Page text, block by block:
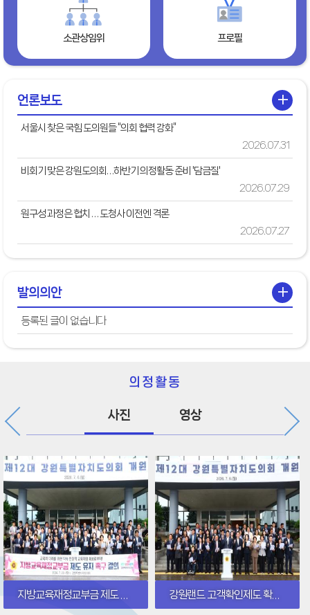
언론보도 +
서울시 찾은 국힘 도의원들 “의회 협력 강화”
2026.07.31
비회기 맞은 강원도의회…하반기 의정활동 준비 '담금질'
2026.07.29
원구성 과정은 협치 … 도청사 이전엔 격론
2026.07.27
발의의안 +
등록된 글이 없습니다
소관상임위 프로필
의정활동
사진 영상
강원랜드 고객확인제도 확대 재검토 촉구 결의